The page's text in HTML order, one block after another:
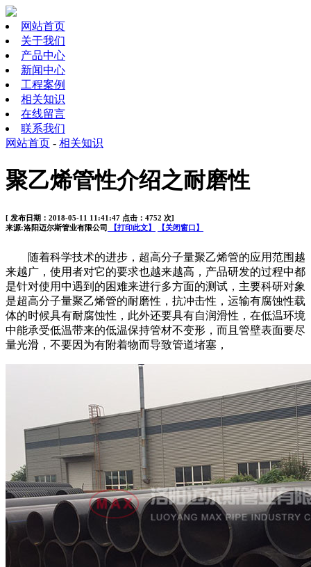
网站首页
关于我们
产品中心
新闻中心
工程案例
相关知识
在线留言
联系我们
网站首页 - 相关知识
聚乙烯管性介绍之耐磨性
[ 发布日期：2018-05-11 11:41:47 点击：4752 次]
来源:洛阳迈尔斯管业有限公司
【打印此文】 【关闭窗口】
随着科学技术的进步，超高分子量聚乙烯管的应用范围越
来越广，使用者对它的要求也越来越高，产品研发的过程中都
是针对使用中遇到的困难来进行多方面的测试，主要科研对象
是超高分子量聚乙烯管的耐磨性，抗冲击性，运输有腐蚀性载
体的时候具有耐腐蚀性，此外还要具有自润滑性，在低温环境
中能承受低温带来的低温保持管材不变形，而且管壁表面要尽
量光滑，不要因为有附着物而导致管道堵塞，